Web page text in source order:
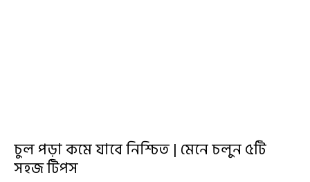
চুল পড়া কমে যাবে নিশ্চিত | মেনে চলুন ৫টি
সহজ টিপস